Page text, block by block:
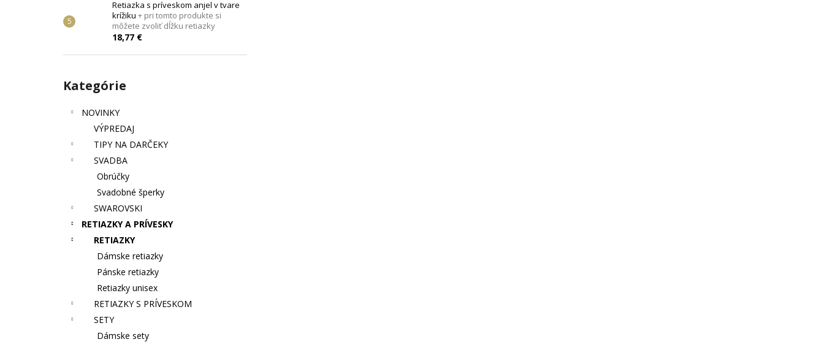
Retiazka s príveskom anjel v tvare
krížiku + pri tomto produkte si
môžete zvoliť dĺžku retiazky
18,77 €
kategórie
Kategórie
NOVINKY
VÝPREDAJ
TIPY NA DARČEKY
SVADBA
Obrúčky
Svadobné šperky
SWAROVSKI
RETIAZKY A PRÍVESKY
RETIAZKY
Dámske retiazky
Pánske retiazky
Retiazky unisex
RETIAZKY S PRÍVESKOM
SETY
Dámske sety